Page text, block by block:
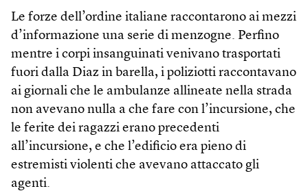
Le forze dell’ordine italiane raccontarono ai mezzi
d’informazione una serie di menzogne. Perfino
mentre i corpi insanguinati venivano trasportati
fuori dalla Diaz in barella, i poliziotti raccontavano
ai giornali che le ambulanze allineate nella strada
non avevano nulla a che fare con l’incursione, che
le ferite dei ragazzi erano precedenti
all’incursione, e che l’edificio era pieno di
estremisti violenti che avevano attaccato gli
agenti.